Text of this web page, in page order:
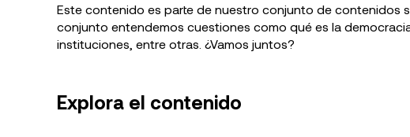
Este contenido es parte de nuestro conjunto de contenidos
conjunto entendemos cuestiones como qué es la
instituciones, entre otras. ¿Vamos juntos?
Explora el contenido